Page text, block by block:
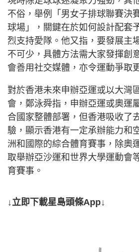
不俗，舉例「男女子排球聯賽決
球場」，關鍵在於如何設計配套
烈支持愛隊。他又指，要發展主
不可少，具體方法需大家發揮創
會善用社交媒體，亦令運動爭取
對於香港未來申辦亞運或以大灣
會，鄭泳舜指，申辦亞運或奧運
合國家整體部署，但香港吸收了
驗，顯示香港有一定承辦能力和
洲和國際的綜合體育賽事，除奧
取舉辦亞沙運和世界大學運動會
育賽事。
↓立即下載星島頭條App↓